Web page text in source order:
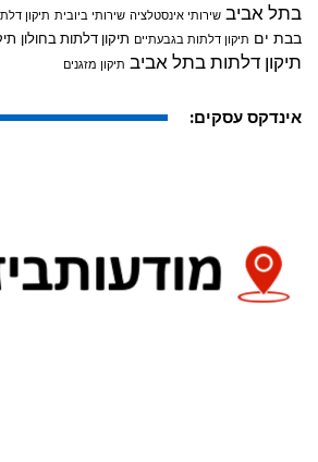
בתל אביב שירותי אינסטלציה שירותי ביובית תיקון
בבת ים תיקון דלתות בגבעתיים תיקון דלתות בחולון
תיקון דלתות בתל אביב תיקון מזגנים
אינדקס עסקים: